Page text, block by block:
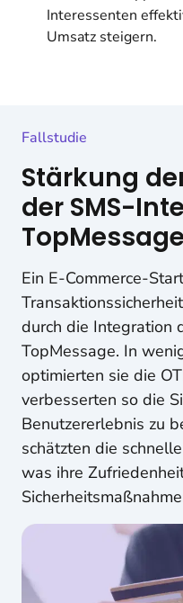
Interessenten
Umsatz steigern.
Fallstudie
Stärkung
der SMS-
TopMessage
Ein E-Commerce-
durch die Integration
TopMessage. In
optimierten sie die
verbesserten so die
Benutzererlebnis zu
schätzten die
was ihre